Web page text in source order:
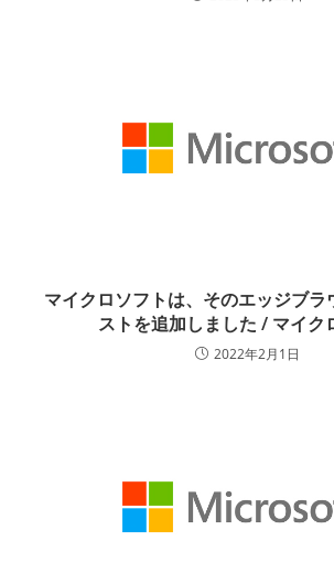
マイクロソフトは、そのエッジブラ
ストを追加しました / マイク
2022年2月1日